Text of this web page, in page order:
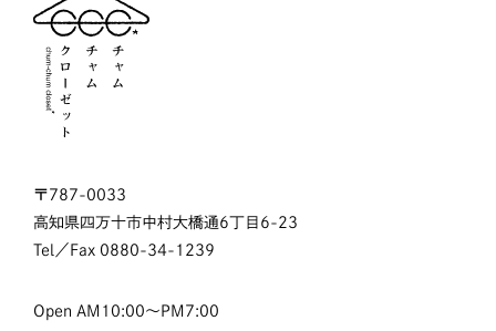
〒787-0033
高知県四万十市中村大橋通6丁目6-23
Tel／Fax 0880-34-1239
Open AM10:00～PM7:00